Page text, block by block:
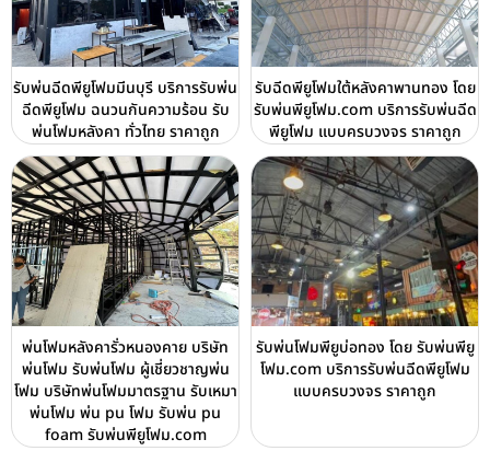
รับพ่นฉีดพียูโฟมมีนบุรี บริการรับพ่น
ฉีดพียูโฟม ฉนวนกันความร้อน รับ
พ่นโฟมหลังคา ทั่วไทย ราคาถูก
รับฉีดพียูโฟมใต้หลังคาพานทอง โดย
รับพ่นพียูโฟม.com บริการรับพ่นฉีด
พียูโฟม แบบครบวงจร ราคาถูก
พ่นโฟมหลังคารั่วหนองคาย บริษัท
พ่นโฟม รับพ่นโฟม ผู้เชี่ยวชาญพ่น
โฟม บริษัทพ่นโฟมมาตรฐาน รับเหมา
พ่นโฟม พ่น pu โฟม รับพ่น pu
foam รับพ่นพียูโฟม.com
รับพ่นโฟมพียูบ่อทอง โดย รับพ่นพียู
โฟม.com บริการรับพ่นฉีดพียูโฟม
แบบครบวงจร ราคาถูก